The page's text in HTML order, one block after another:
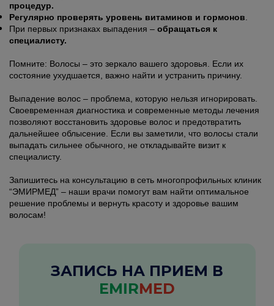
процедур.
Регулярно проверять уровень витаминов и гормонов
При первых признаках выпадения – обращаться к
специалисту.
Помните: Волосы – это зеркало вашего здоровья. Если их
состояние ухудшается, важно найти и устранить причину.
Выпадение волос – проблема, которую нельзя игнорировать.
Своевременная диагностика и современные методы лечения
позволяют восстановить здоровье волос и предотвратить
дальнейшее облысение. Если вы заметили, что волосы стали
выпадать сильнее обычного, не откладывайте визит к
специалисту.
Запишитесь на консультацию в сеть многопрофильных клиник
“ЭМИРМЕД” – наши врачи помогут вам найти оптимальное
решение проблемы и вернуть красоту и здоровье вашим
волосам!
ЗАПИСЬ НА ПРИЕМ В
EMIRMED